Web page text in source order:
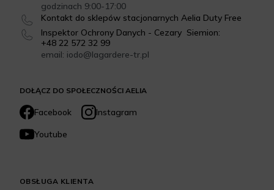
DOŁĄCZ DO SPOŁECZNOŚCI AELIA
Facebook
Instagram
Youtube
godzinach 9:00-17:00
Kontakt do sklepów stacjonarnych Aelia Duty Free
Inspektor Ochrony Danych - Cezary Siemion:
+48 22 572 32 99
email: iodo@lagardere-tr.pl
OBSŁUGA KLIENTA